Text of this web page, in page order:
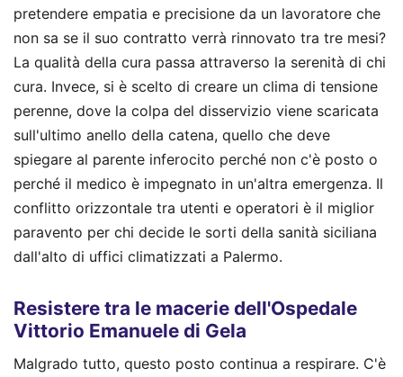
pretendere empatia e precisione da un lavoratore che
non sa se il suo contratto verrà rinnovato tra tre mesi?
La qualità della cura passa attraverso la serenità di chi
cura. Invece, si è scelto di creare un clima di tensione
perenne, dove la colpa del disservizio viene scaricata
sull'ultimo anello della catena, quello che deve
spiegare al parente inferocito perché non c'è posto o
perché il medico è impegnato in un'altra emergenza. Il
conflitto orizzontale tra utenti e operatori è il miglior
paravento per chi decide le sorti della sanità siciliana
dall'alto di uffici climatizzati a Palermo.
Resistere tra le macerie dell'Ospedale
Vittorio Emanuele di Gela
Malgrado tutto, questo posto continua a respirare. C'è